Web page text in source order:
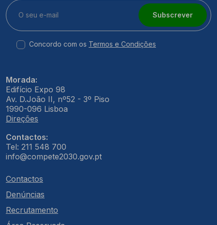
Subscrever
Concordo com os Termos e Condições
Morada:
Edifício Expo 98
Av. D.João II, nº52 - 3º Piso
1990-096 Lisboa
Direções
Contactos:
Tel: 211 548 700
info@compete2030.gov.pt
Contactos
Denúncias
Recrutamento